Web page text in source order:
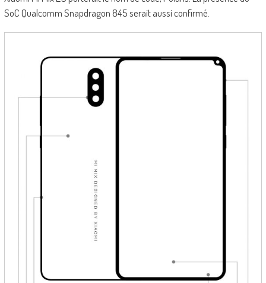
SoC Qualcomm Snapdragon 845 serait aussi confirmé.